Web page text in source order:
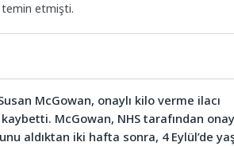
temin etmişti.
McGowan, onaylı kilo verme ilacı
kaybetti. McGowan, NHS tarafından
aldıktan iki hafta sonra, 4 Eylül’de